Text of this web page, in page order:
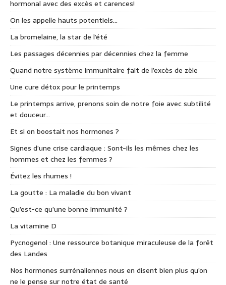
hormonal avec des excès et carences!
On les appelle hauts potentiels…
La bromelaine, la star de l’été
Les passages décennies par décennies chez la femme
Quand notre système immunitaire fait de l’excès de zèle
Une cure détox pour le printemps
Le printemps arrive, prenons soin de notre foie avec subtilité
et douceur…
Et si on boostait nos hormones ?
Signes d’une crise cardiaque : Sont-ils les mêmes chez les
hommes et chez les femmes ?
Évitez les rhumes !
La goutte : La maladie du bon vivant
Qu’est-ce qu’une bonne immunité ?
La vitamine D
Pycnogenol : Une ressource botanique miraculeuse de la forêt
des Landes
Nos hormones surrénaliennes nous en disent bien plus qu’on
ne le pense sur notre état de santé